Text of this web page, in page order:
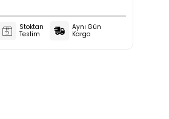
Stoktan
Teslim
Aynı Gün
Kargo